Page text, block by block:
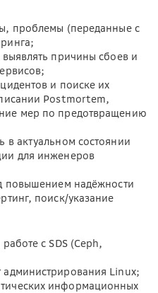
проблемы (переданные с
причины сбоев и
и поиске их
Postmortem,
мер по предотвращению
в актуальном состоянии
для инженеров
повышением надёжности
поиск/указание
с SDS (Ceph,
Linux;
информационных